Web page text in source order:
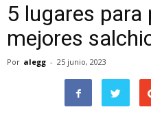
5 lugares para
mejores
Por alegg - 25 junio, 2023